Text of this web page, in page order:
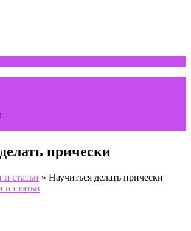
прически
статьи » Научиться делать прически
и статьи